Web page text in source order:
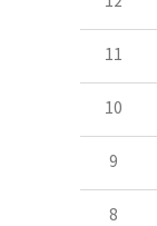
11
10
9
8